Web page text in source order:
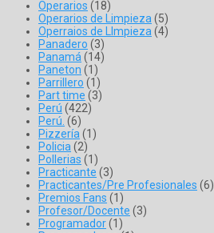
Operarios (18)
Operarios de Limpieza(5)
Operraios de LImpieza(4)
Panadero (3)
Panamá(14)
Paneton (1)
Parrillero (1)
Part time (3)
Perú (422)
Perú. (6)
Pizzería(1)
Policia(2)
Pollerias (1)
Practicante (3)
Practicantes/Pre Profesionales (6)
Premios Fans (1)
Profesor/Docente (3)
Programador(1)